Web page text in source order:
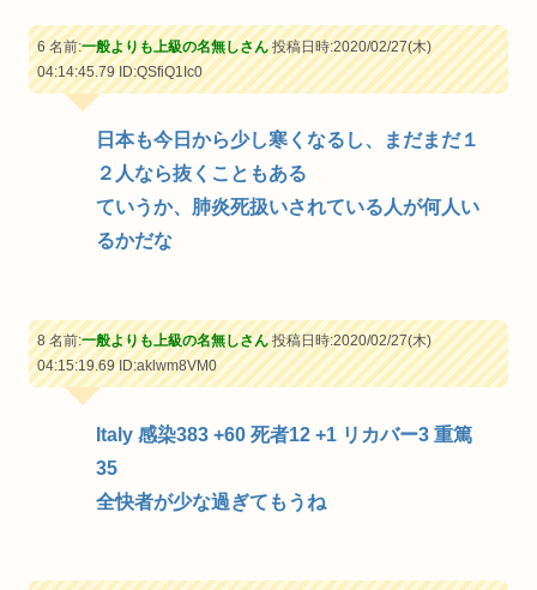
6 名前:一般よりも上級の名無しさん投稿日時:2020/02/27(木)
04:14:45.79ID:QSfiQ1Ic0
日本も今日から少し寒くなるし、まだまだ１
２人なら抜くこともある
ていうか、肺炎死扱いされている人が何人い
るかだな
8 名前:一般よりも上級の名無しさん投稿日時:2020/02/27(木)
04:15:19.69ID:aklwm8VM0
Italy 感染383 +60 死者12 +1 リカバー3 重篤
35
全快者が少な過ぎてもうね